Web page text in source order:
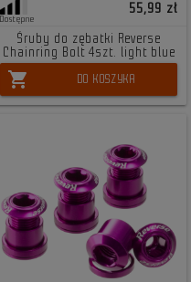
Dostępne
55,99 zł
Śruby do zębatki Reverse
Chainring Bolt 4szt. light blue
shopping_cart DO KOSZYKA